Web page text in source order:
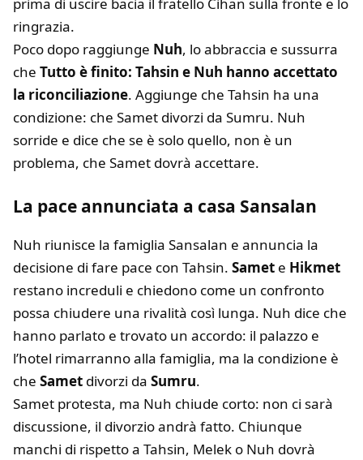
prima di uscire bacia il fratello Cihan sulla fronte e lo
ringrazia.
Poco dopo raggiunge Nuh, lo abbraccia e sussurra
che Tutto è finito: Tahsin e Nuh hanno accettato
la riconciliazione. Aggiunge che Tahsin ha una
condizione: che Samet divorzi da Sumru. Nuh
sorride e dice che se è solo quello, non è un
problema, che Samet dovrà accettare.
La pace annunciata a casa Sansalan
Nuh riunisce la famiglia Sansalan e annuncia la
decisione di fare pace con Tahsin. Samet e Hikmet
restano increduli e chiedono come un confronto
possa chiudere una rivalità così lunga. Nuh dice che
hanno parlato e trovato un accordo: il palazzo e
l’hotel rimarranno alla famiglia, ma la condizione è
che Samet divorzi da Sumru.
Samet protesta, ma Nuh chiude corto: non ci sarà
discussione, il divorzio andrà fatto. Chiunque
manchi di rispetto a Tahsin, Melek o Nuh dovrà